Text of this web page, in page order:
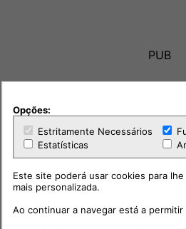
PUB
Opções:
Estritamente Necessários
Estatísticas
Este site poderá usar cookies para
mais personalizada.
Ao continuar a navegar está a permitir